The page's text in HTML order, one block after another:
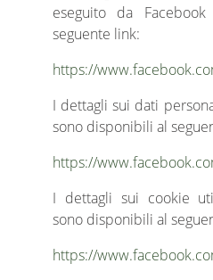
eseguito da
seguente link:
https://
I dettagli sui dati
sono disponibili al
https://
I dettagli sui cookie
sono disponibili al
https://